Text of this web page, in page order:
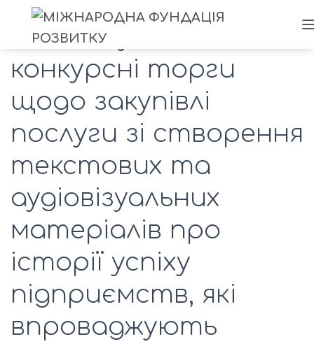
Оголошуються
конкурсні торги
щодо закупівлі
послуги зі створення
текстових та
аудіовізуальних
матеріалів про
історії успіху
підприємств, які
впроваджують